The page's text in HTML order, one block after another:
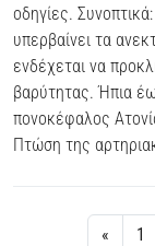
οδηγίες.
υπερβαίνει τα
ενδέχεται να
βαρύτητας. Ήπια
πονοκέφαλος
Πτώση της
« 1